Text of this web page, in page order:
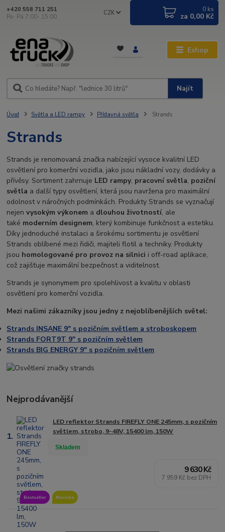
Eshop
CZK
Najít
+420 558 711 251
Po- Pá 7:00- 15:00
0 ks
za 0,00 Kč
Úvod Světla a LED rampy Přídavná světla Strands
Strands
Strands je renomovaná značka nabízející vysoce kvalitní LED
osvětlení pro komerční vozidla, jako jsou nákladní vozy, dodávky a
přívěsy. Sortiment zahrnuje LED rampy, pracovní světla, poziční
světla a další typy osvětlení, která jsou navržena pro maximální
odolnost v náročných podmínkách. Produkty Strands se vyznačují
nejenvysokým výkonem a dlouhou životností, ale
také moderním designem, který kombinuje funkčnost a estetiku.
Díky jednoduché instalaci a širokému sortimentu je osvětlení
Strands oblíbené mezi řidiči, majiteli flotil a techniky. Produkty
jsou homologované pro provoz na silnici i off-road aplikace,
což zajišťuje maximální bezpečnost a viditelnost.
Strands je synonymem pro spolehlivost a kvalitu v oblasti
osvětlení pro komerční vozidla.
Mezi našimi zákazníky jsou jedny z nejoblíbenějších světel:
Strands INSANE 9" s pozičním světlem a stroboskopem
Strands FORT9T 9" s pozičním světlem
Strands BIG ENERGY 9" s pozičním světlem
Nejprodávanější
1.
LED reflektor Strands FIREFLY ONE 245mm, s pozičním
světlem, strobo, 9-48V, 15400 lm, 150W
Skladem
Bestseller Novinka
9 630 Kč
7 959 Kč bez DPH